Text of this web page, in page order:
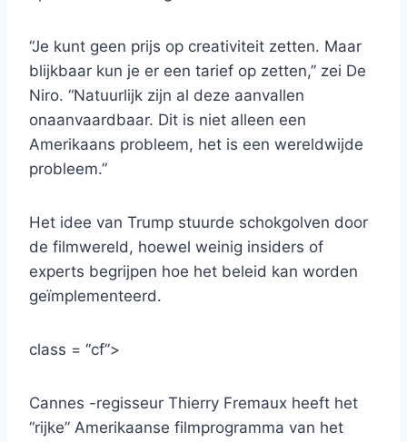
“Je kunt geen prijs op creativiteit zetten. Maar
blijkbaar kun je er een tarief op zetten,” zei De
Niro. “Natuurlijk zijn al deze aanvallen
onaanvaardbaar. Dit is niet alleen een
Amerikaans probleem, het is een wereldwijde
probleem.”
Het idee van Trump stuurde schokgolven door
de filmwereld, hoewel weinig insiders of
experts begrijpen hoe het beleid kan worden
geïmplementeerd.
class = “cf”>
Cannes -regisseur Thierry Fremaux heeft het
“rijke” Amerikaanse filmprogramma van het